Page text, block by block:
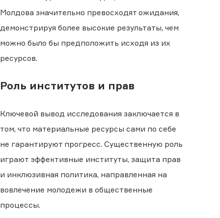
Молдова значительно превосходят ожидания,
демонстрируя более высокие результаты, чем
можно было бы предположить исходя из их
ресурсов.
Роль институтов и прав
Ключевой вывод исследования заключается в
том, что материальные ресурсы сами по себе
не гарантируют прогресс. Существенную роль
играют эффективные институты, защита прав
и инклюзивная политика, направленная на
вовлечение молодежи в общественные
процессы.